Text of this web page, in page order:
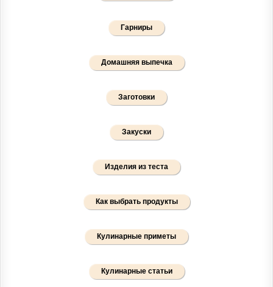
Гарниры
Домашняя выпечка
Заготовки
Закуски
Изделия из теста
Как выбрать продукты
Кулинарные приметы
Кулинарные статьи